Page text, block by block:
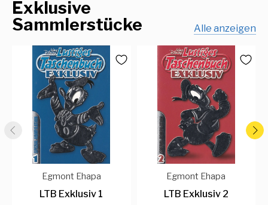
Exklusive
Sammlerstücke
Alle anzeigen
Egmont Ehapa
LTB Exklusiv 1
Egmont Ehapa
LTB Exklusiv 2